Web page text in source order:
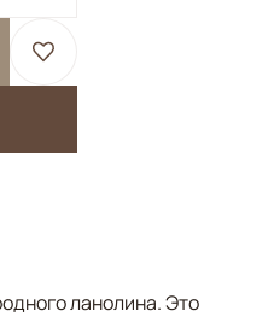
ланолина. Это